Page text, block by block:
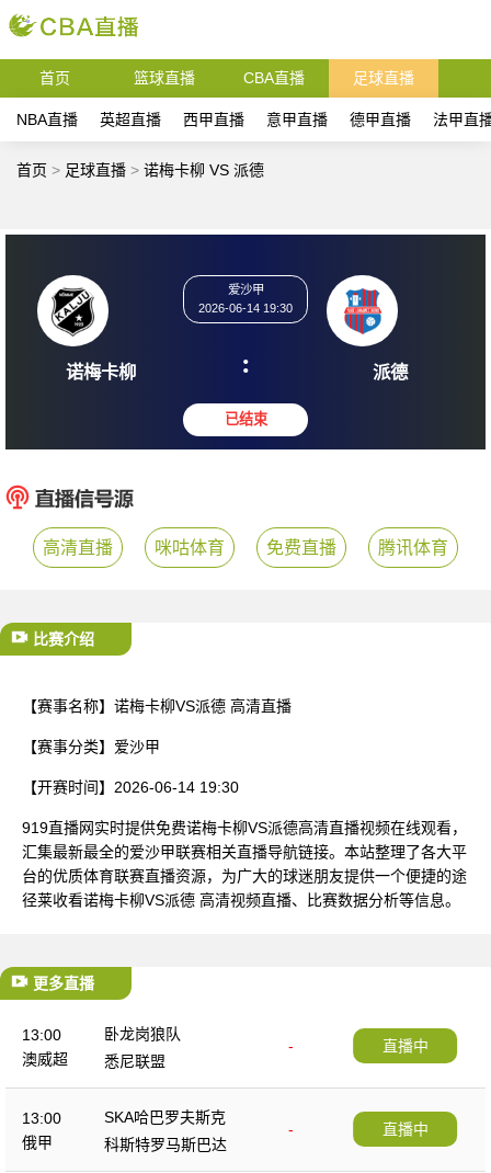
首页 篮球直播 CBA直播 足球直播
NBA直播 英超直播 西甲直播 意甲直播 德甲直播 法甲直
首页 > 足球直播 > 诺梅卡柳 VS 派德
诺梅卡柳
2026-06-14 19:30
: 派
高清直播 咪咕体育 免费直播 腾讯体育
比赛介绍
【赛事名称】 诺梅卡柳VS派德 高清直播
【赛事分类】 爱沙甲
【开赛时间】 2026-06-14 19:30
919直播网实时提供免费诺梅卡柳VS派德高清直播视频在线观看，
汇集最新最全的爱沙甲联赛相关直播导航链接。本站整理了各大平
台的优质体育联赛直播资源，为广大的球迷朋友提供一个便捷的途
径莱收看诺梅卡柳VS派德 高清视频直播、比赛数据分析等信息。
更多直播
13:00
澳威超
卧龙岗狼队
-
悉尼联盟
直播中
13:00
俄甲
SKA哈巴罗夫斯克
-
科斯特罗马斯巴达
直播中